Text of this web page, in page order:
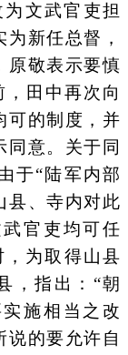
文武官吏担
新任总督，
原敬表示要慎
田中再次向
可的制度，并
同意。关于同
于“陆军内部
县、寺内对此
官吏均可任
，为取得山县
，指出：“朝
施相当之改
说的要允许自